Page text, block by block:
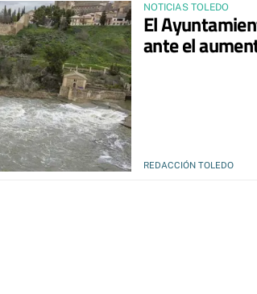
NOTICIAS TOLEDO
El
ante el
REDACCIÓN TOLEDO